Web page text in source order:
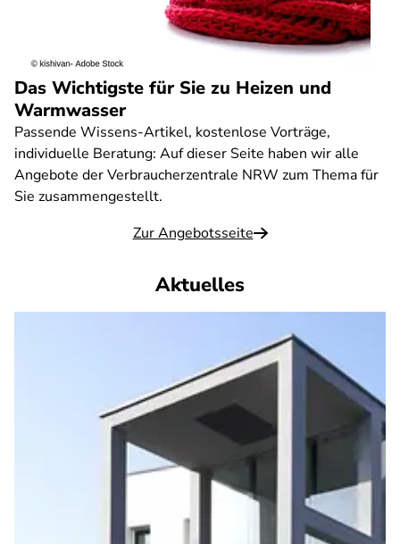
Das Wichtigste für Sie zu Heizen und
Warmwasser
Passende Wissens-Artikel, kostenlose Vorträge,
individuelle Beratung: Auf dieser Seite haben wir alle
Angebote der Verbraucherzentrale NRW zum Thema für
Sie zusammengestellt.
Zur Angebotsseite
Aktuelles